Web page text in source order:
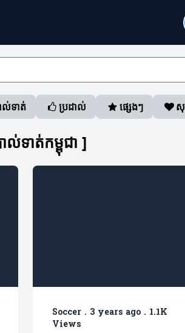
ល់ទាត់ ប្រដាល់ ផ្សេងៗ សុ
ទាត់កម្ពុជា ]
Soccer . 3 years ago . 1.1K
Views